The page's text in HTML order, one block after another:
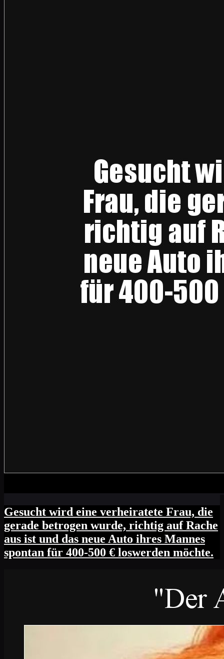
Gesucht wird eine verheiratete Frau, die
gerade betrogen wurde, richtig auf Rache
aus ist und das neue Auto ihres Mannes
spontan für 400-500 € loswerden möchte.